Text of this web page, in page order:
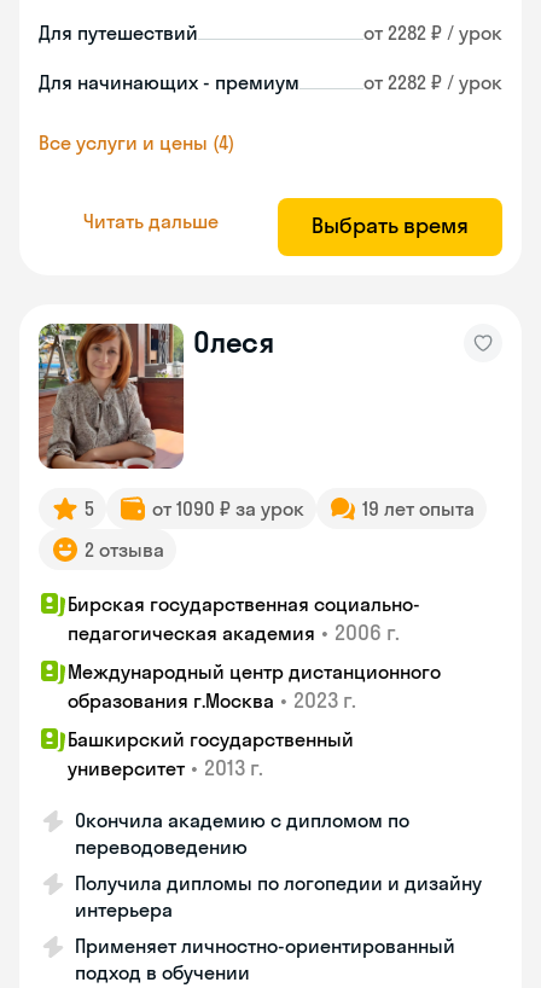
Для путешествий от 2282 ₽ / урок
Для начинающих - премиум от 2282 ₽ / урок
Все услуги и цены (4)
Читать дальше Выбрать время
Олеся
5 от 1090 ₽ за урок
19 лет опыта
2 отзыва
Бирская государственная социально-
педагогическая академия • 2006 г.
Международный центр дистанционного
образования г.Москва • 2023 г.
Башкирский государственный
университет • 2013 г.
Окончила академию с дипломом по
переводоведению
Получила дипломы по логопедии и дизайну
интерьера
Применяет личностно-ориентированный
подход в обучении